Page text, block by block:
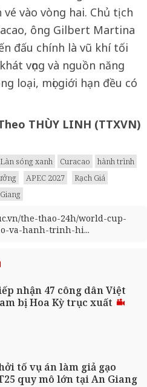
vào vòng hai. Chủ tịch
ông Gilbert Martina
đấu chính là vũ khí tối
vọng và nguồn năng
loại, mọi giới hạn đều có
THÙY LINH (TTXVN)
Làn sóng xanh Curacao
hành trình
APEC 2027
Rạch Giá
the-thao-24h/world-cup-
va-hanh-trinh-hi...
nhận 47 công dân Việt
bị Hoa Kỳ trục xuất
tố vụ án làm giả gạo
quy mô lớn tại An Giang